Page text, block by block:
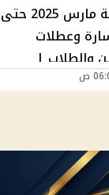
خريطة الإجازات الرسمية مارس 2025 حتى
وعطلات
والطلاب |